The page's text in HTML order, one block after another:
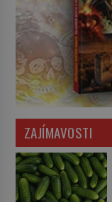
ZAJÍMAVOSTI